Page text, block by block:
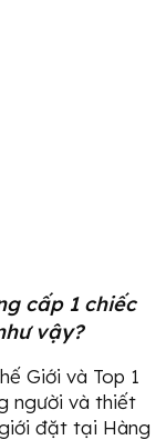
cấp 1 chiếc
vậy?
Giới và Top 1
người và thiết
đặt tại Hàng